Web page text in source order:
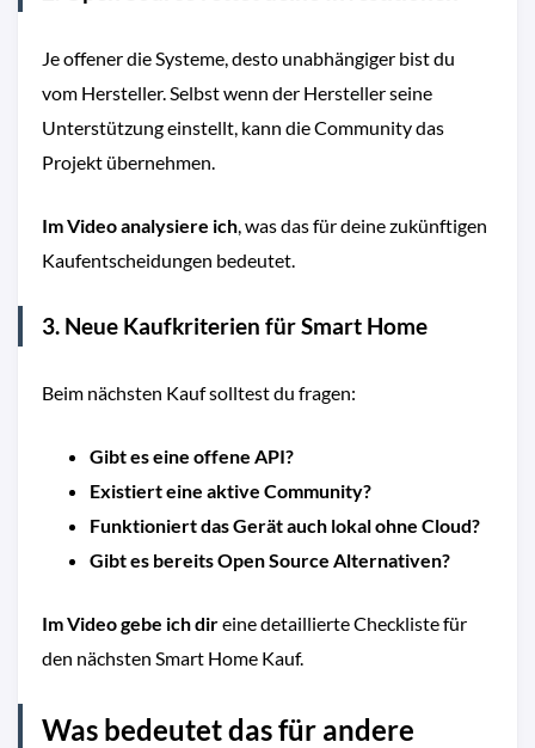
Je offener die Systeme, desto unabhängiger bist du
vom Hersteller. Selbst wenn der Hersteller seine
Unterstützung einstellt, kann die Community das
Projekt übernehmen.
Im Video analysiere ich , was das für deine zukünftigen
Kaufentscheidungen bedeutet.
3. Neue Kaufkriterien für Smart Home
Beim nächsten Kauf solltest du fragen:
Gibt es eine offene API?
Existiert eine aktive Community?
Funktioniert das Gerät auch lokal ohne Cloud?
Gibt es bereits Open Source Alternativen?
Im Video gebe ich direine detaillierte Checkliste für
den nächsten Smart Home Kauf.
Was bedeutet das für andere